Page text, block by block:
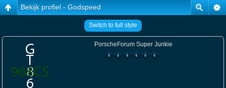
Bekijk profiel - Godspeed
Switch to full style
PorscheForum Super Junkie